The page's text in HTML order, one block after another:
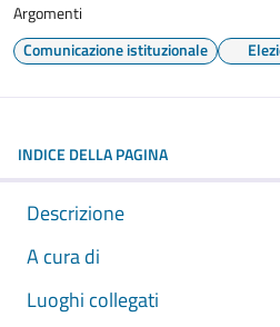
Argomenti
Comunicazione istituzionale
INDICE DELLA PAGINA
Descrizione
A cura di
Luoghi collegati